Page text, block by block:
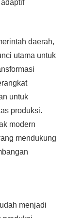
daerah,
utama untuk
untuk
produksi.
modern
mendukung
menjadi